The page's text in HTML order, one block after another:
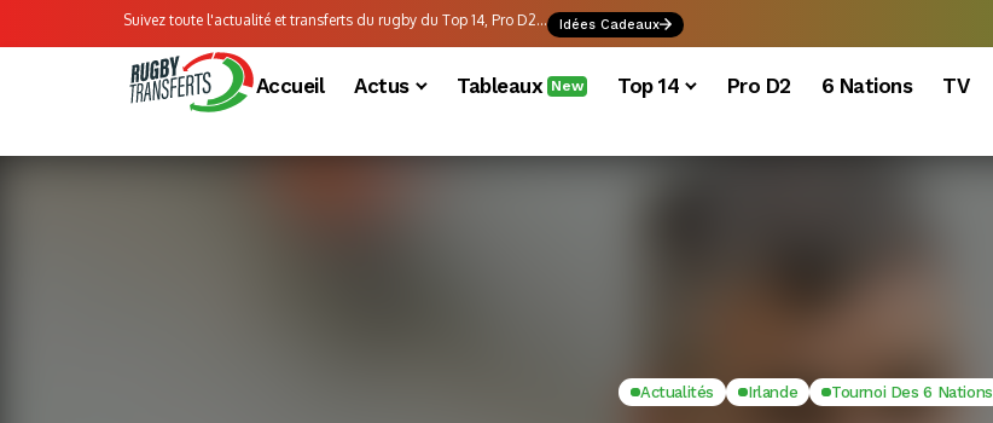
Suivez toute l'actualité et transferts du rugby du Top 14, Pro D2... Idées Cadeaux
Accueil Actus Tableaux New Top 14 Pro D2 6 Nations TV
Actualités Irlande Tournoi Des 6 Nations